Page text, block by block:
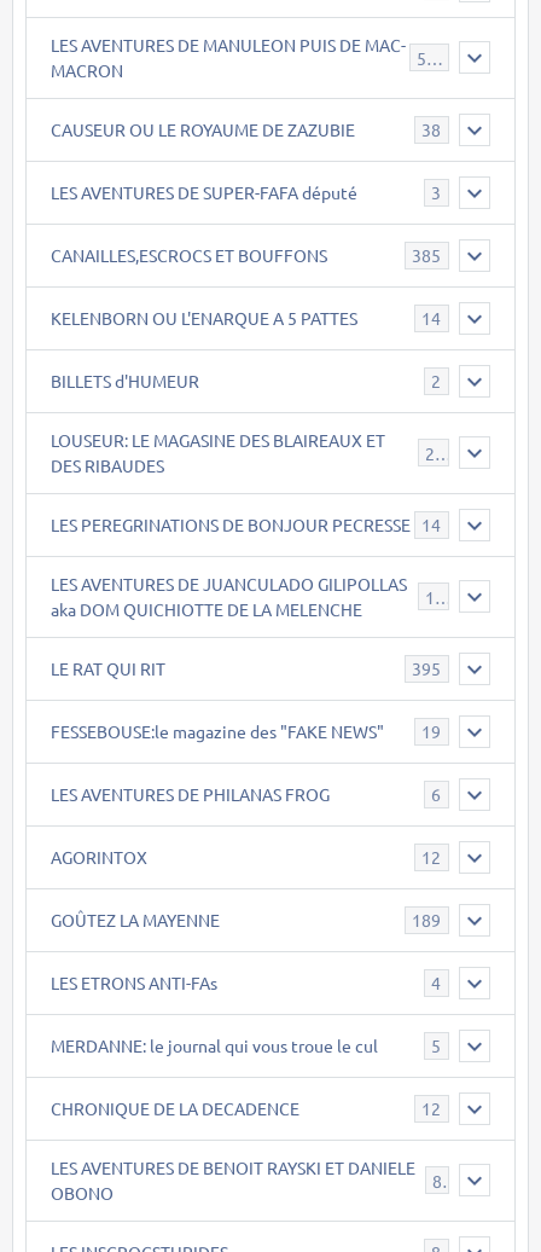
LES AVENTURES DE MANULEON PUIS DE MAC-
MACRON
543
CAUSEUR OU LE ROYAUME DE ZAZUBIE 38
LES AVENTURES DE SUPER-FAFA député 3
CANAILLES,ESCROCS ET BOUFFONS 385
KELENBORN OU L'ENARQUE A 5 PATTES 14
BILLETS d'HUMEUR 2
LOUSEUR: LE MAGASINE DES BLAIREAUX ET
DES RIBAUDES
21
LES PEREGRINATIONS DE BONJOUR PECRESSE 14
LES AVENTURES DE JUANCULADO GILIPOLLAS
aka DOM QUICHIOTTE DE LA MELENCHE
119
LE RAT QUI RIT 395
FESSEBOUSE:le magazine des "FAKE NEWS" 19
LES AVENTURES DE PHILANAS FROG 6
AGORINTOX 12
GOÛTEZ LA MAYENNE 189
LES ETRONS ANTI-FAs 4
MERDANNE: le journal qui vous troue le cul 5
CHRONIQUE DE LA DECADENCE 12
LES AVENTURES DE BENOIT RAYSKI ET DANIELE
OBONO
8